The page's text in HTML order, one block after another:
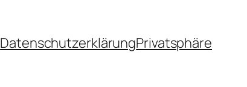
DatenschutzerklärungPrivatsphäre